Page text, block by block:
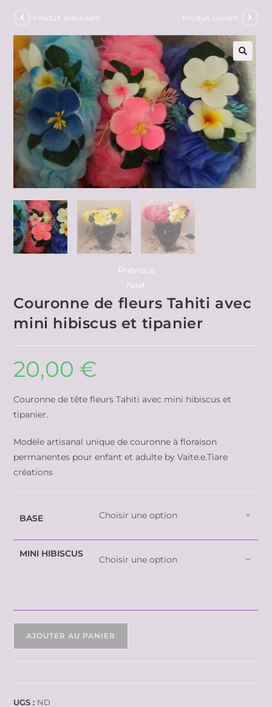
Produit précédent Produit suivant
Previous
Next
Couronne de fleurs Tahiti avec
mini hibiscus et tipanier
20,00 €
Couronne de tête fleurs Tahiti avec mini hibiscus et
tipanier.
Modèle artisanal unique de couronne à floraison
permanentes pour enfant et adulte by Vaite.e.Tiare
créations
BASE Choisir une option
MINI HIBISCUS
Choisir une option
AJOUTER AU PANIER
UGS : ND